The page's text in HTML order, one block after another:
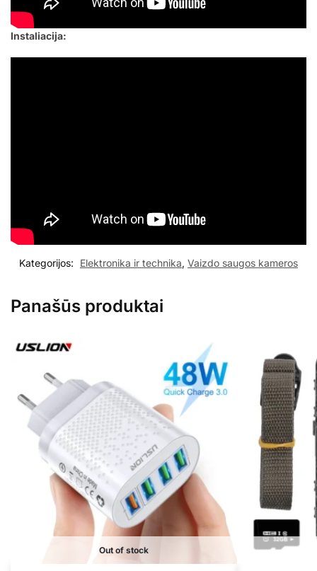
Instaliacija:
Kategorijos: Elektronika ir technika, Vaizdo saugos kameros
Panašūs produktai
Out of stock